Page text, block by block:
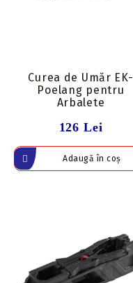
Curea de Umăr EK-
Poelang pentru
Arbalete
126 Lei